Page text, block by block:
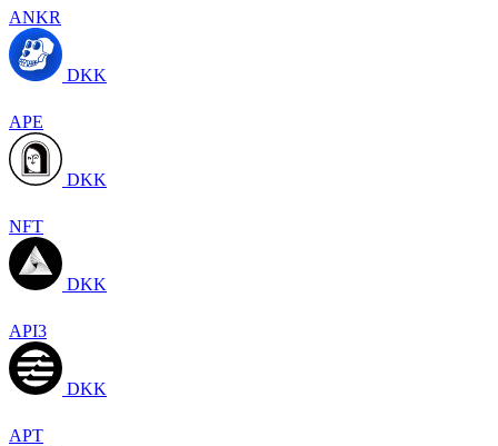
ANKR
DKK
APE
DKK
NFT
DKK
API3
DKK
APT